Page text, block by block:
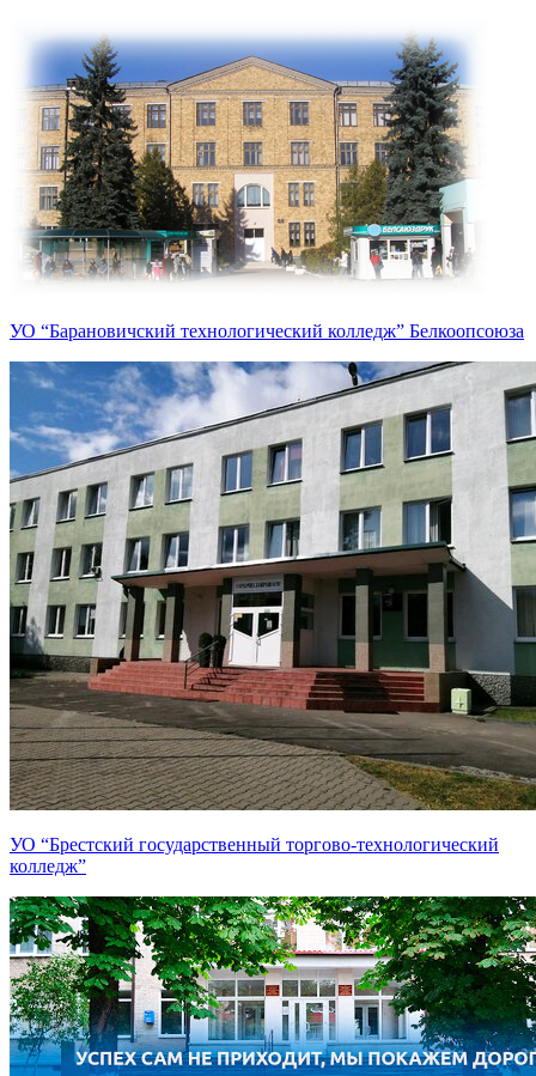
УО “Барановичский технологический колледж” Белкоопсоюза
УО “Брестский государственный торгово-технологический
колледж”